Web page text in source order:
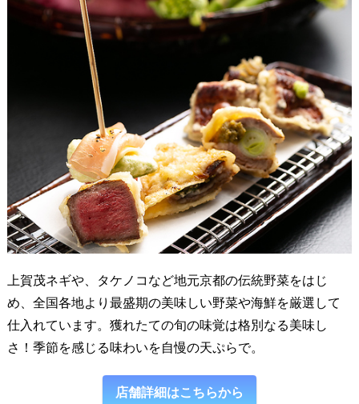
上賀茂ネギや、タケノコなど地元京都の伝統野菜をはじ
め、全国各地より最盛期の美味しい野菜や海鮮を厳選して
仕入れています。獲れたての旬の味覚は格別なる美味し
さ！季節を感じる味わいを自慢の天ぷらで。
店舗詳細はこちらから